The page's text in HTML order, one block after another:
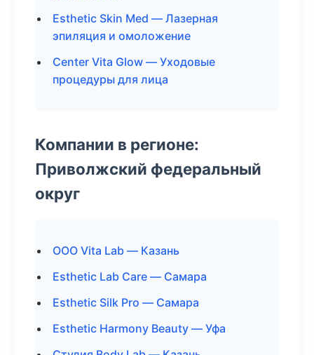
Esthetic Skin Med — Лазерная
эпиляция и омоложение
Center Vita Glow — Уходовые
процедуры для лица
Компании в регионе:
Приволжский федеральный
округ
ООО Vita Lab — Казань
Esthetic Lab Care — Самара
Esthetic Silk Pro — Самара
Esthetic Harmony Beauty — Уфа